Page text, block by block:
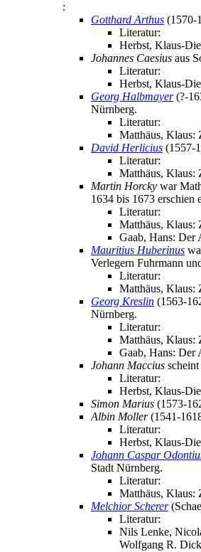
:
Gotthard Arthus (1570-
Literatur:
Herbst, Klaus-
Johannes Caesius aus
Literatur:
Herbst, Klaus-
Georg Halbmayer(?-
Nürnberg.
Literatur:
Matthäus, Klaus:
David Herlicius (1557-
Literatur:
Matthäus, Klaus:
Martin Horcky war
1634 bis 1673 erschien
Literatur:
Matthäus, Klaus:
Gaab, Hans: Der
Mauritius Huberinus
Verlegern Fuhrmann
Literatur:
Matthäus, Klaus:
Georg Kreslin (1563-
Nürnberg.
Literatur:
Matthäus, Klaus:
Gaab, Hans: Der
Johann Maccius
Literatur:
Herbst, Klaus-
Simon Marius (1573-
Albin Moller(1541-
Literatur:
Herbst, Klaus-
Johann Caspar
Stadt Nürnberg.
Literatur:
Matthäus, Klaus:
Melchior Scherer
Literatur:
Nils Lenke,
Wolfgang R.